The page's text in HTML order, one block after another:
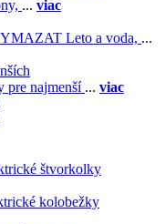
... viac
Leto a voda, ...
pre najmenší ... viac
štvorkolky
kolobežky